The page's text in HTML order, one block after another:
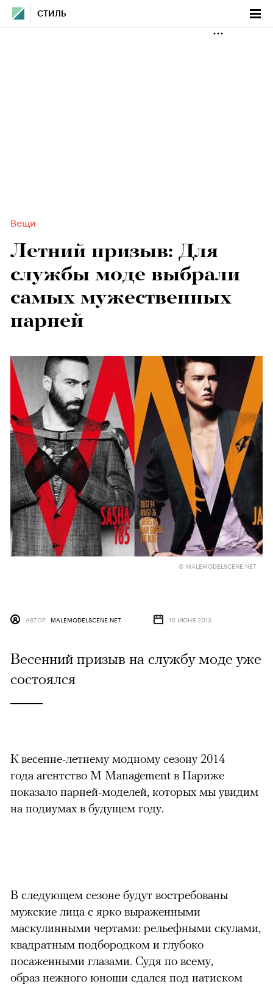
СТИЛЬ
Вещи
Летний призыв: Для
службы моде выбрали
самых мужественных
парней
© MALEMODELSCENE.NET
АВТОР MALEMODELSCENE.NET 10 ИЮНЯ 2013
Весенний призыв на службу моде уже
состоялся
К весенне-летнему модному сезону 2014
года агентство M Management в Париже
показало парней-моделей, которых мы увидим
на подиумах в будущем году.
можно через
В следующем сезоне будут востребованы
мужские лица с ярко выраженными
маскулинными чертами: рельефными скулами,
квадратным подбородком и глубоко
посаженными глазами. Судя по всему,
образ нежного юноши сдался под натиском